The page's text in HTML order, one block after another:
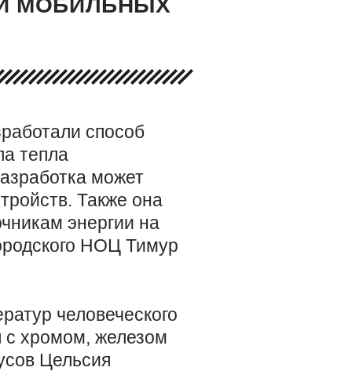
МОБИЛЬНЫХ
способ
тепла
может
Также она
энергии на
НОЦ Тимур
человеческого
с хромом, железом
Цельсия